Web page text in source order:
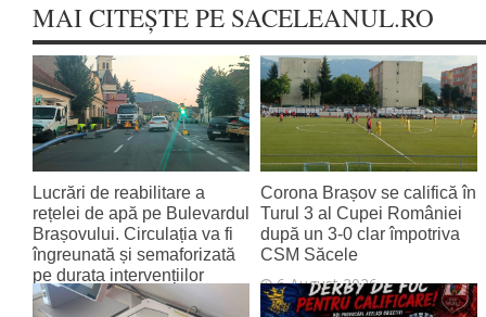
MAI CITEȘTE PE SACELEANUL.RO
Lucrări de reabilitare a
rețelei de apă pe Bulevardul
Brașovului. Circulația va fi
îngreunată și semaforizată
pe durata intervențiilor
6 August 2026
Corona Brașov se califică în
Turul 3 al Cupei României
după un 3-0 clar împotriva
CSM Săcele
6 August 2026